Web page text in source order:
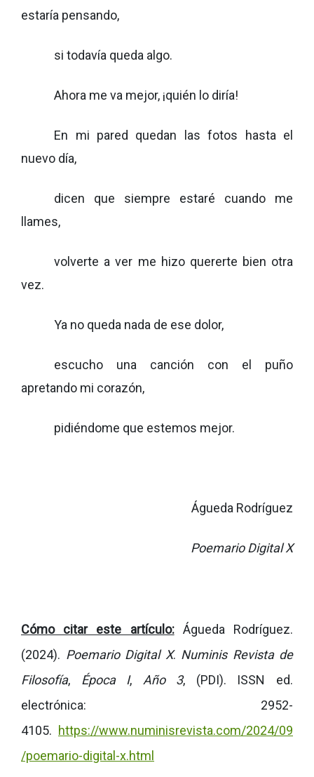
estaría pensando,
si todavía queda algo.
Ahora me va mejor, ¡quién lo diría!
En mi pared quedan las fotos hasta el
nuevo día,
dicen que siempre estaré cuando me
llames,
volverte a ver me hizo quererte bien otra
vez.
Ya no queda nada de ese dolor,
escucho una canción con el puño
apretando mi corazón,
pidiéndome que estemos mejor.
Águeda Rodríguez
Poemario Digital X
Cómo citar este artículo:Águeda Rodríguez.
(2024). Poemario Digital X. Numinis Revista de
Filosofía, Época I, Año 3,
(PDI). ISSN ed.
electrónica: 2952-
4105. https://www.numinisrevista.com/2024/09
/poemario-digital-x.html